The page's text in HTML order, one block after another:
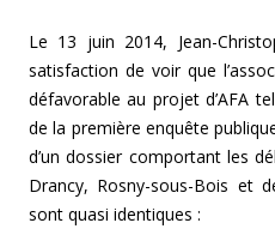
Le 13 juin 2014, Jean-
satisfaction de voir que
défavorable au projet d’AFA
de la première enquête
d’un dossier comportant les
Drancy, Rosny-sous-Bois et
sont quasi identiques :